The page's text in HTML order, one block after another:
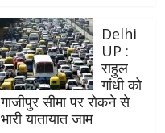
Delhi
UP :
राहुल
गांधी को
गाजीपुर सीमा पर रोकने से
भारी यातायात जाम